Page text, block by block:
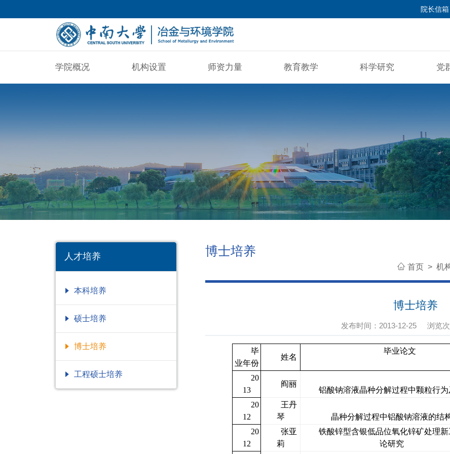
院长信箱
学院概况 机构设置 师资力量 教育教学 科学研究 党
人才培养
本科培养
硕士培养
博士培养
工程硕士培养
博士培养
首页 > 机
博士培养
发布时间：2013-12-25 浏览次
毕
业年份
姓名
毕业论文
20
13
阎丽
铝酸钠溶液晶种分解过程中颗粒行
20
12
王丹
琴
晶种分解过程中铝酸钠溶液的结
20
12
张亚
莉
铁酸锌型含银低品位氧化锌矿处理
论研究